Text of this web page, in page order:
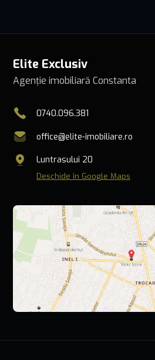
Elite Exclusiv
Agenție imobiliară Constanta
0740.096.381
office@elite-imobiliare.ro
Luntrasului 20
Deschide în Google Maps